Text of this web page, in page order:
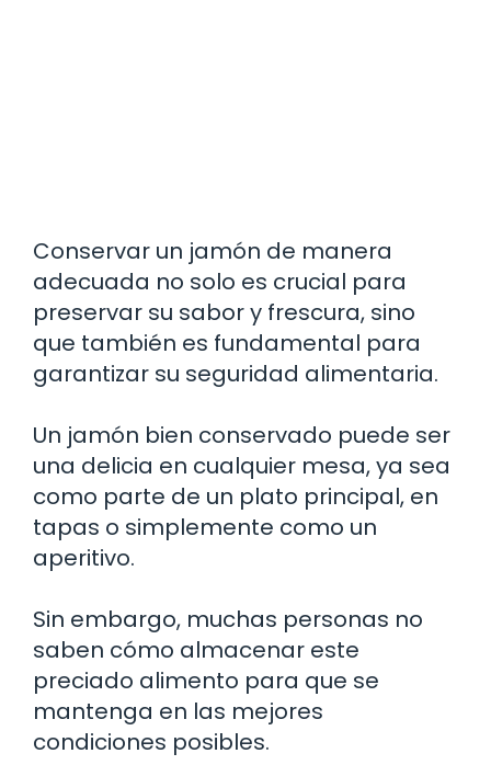
Conservar un jamón de manera
adecuada no solo es crucial para
preservar su sabor y frescura, sino
que también es fundamental para
garantizar su seguridad alimentaria.
Un jamón bien conservado puede ser
una delicia en cualquier mesa, ya sea
como parte de un plato principal, en
tapas o simplemente como un
aperitivo.
Sin embargo, muchas personas no
saben cómo almacenar este
preciado alimento para que se
mantenga en las mejores
condiciones posibles.